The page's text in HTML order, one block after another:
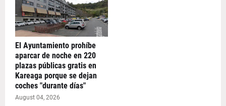
El Ayuntamiento prohíbe
aparcar de noche en 220
plazas públicas gratis en
Kareaga porque se dejan
coches "durante días"
August 04, 2026